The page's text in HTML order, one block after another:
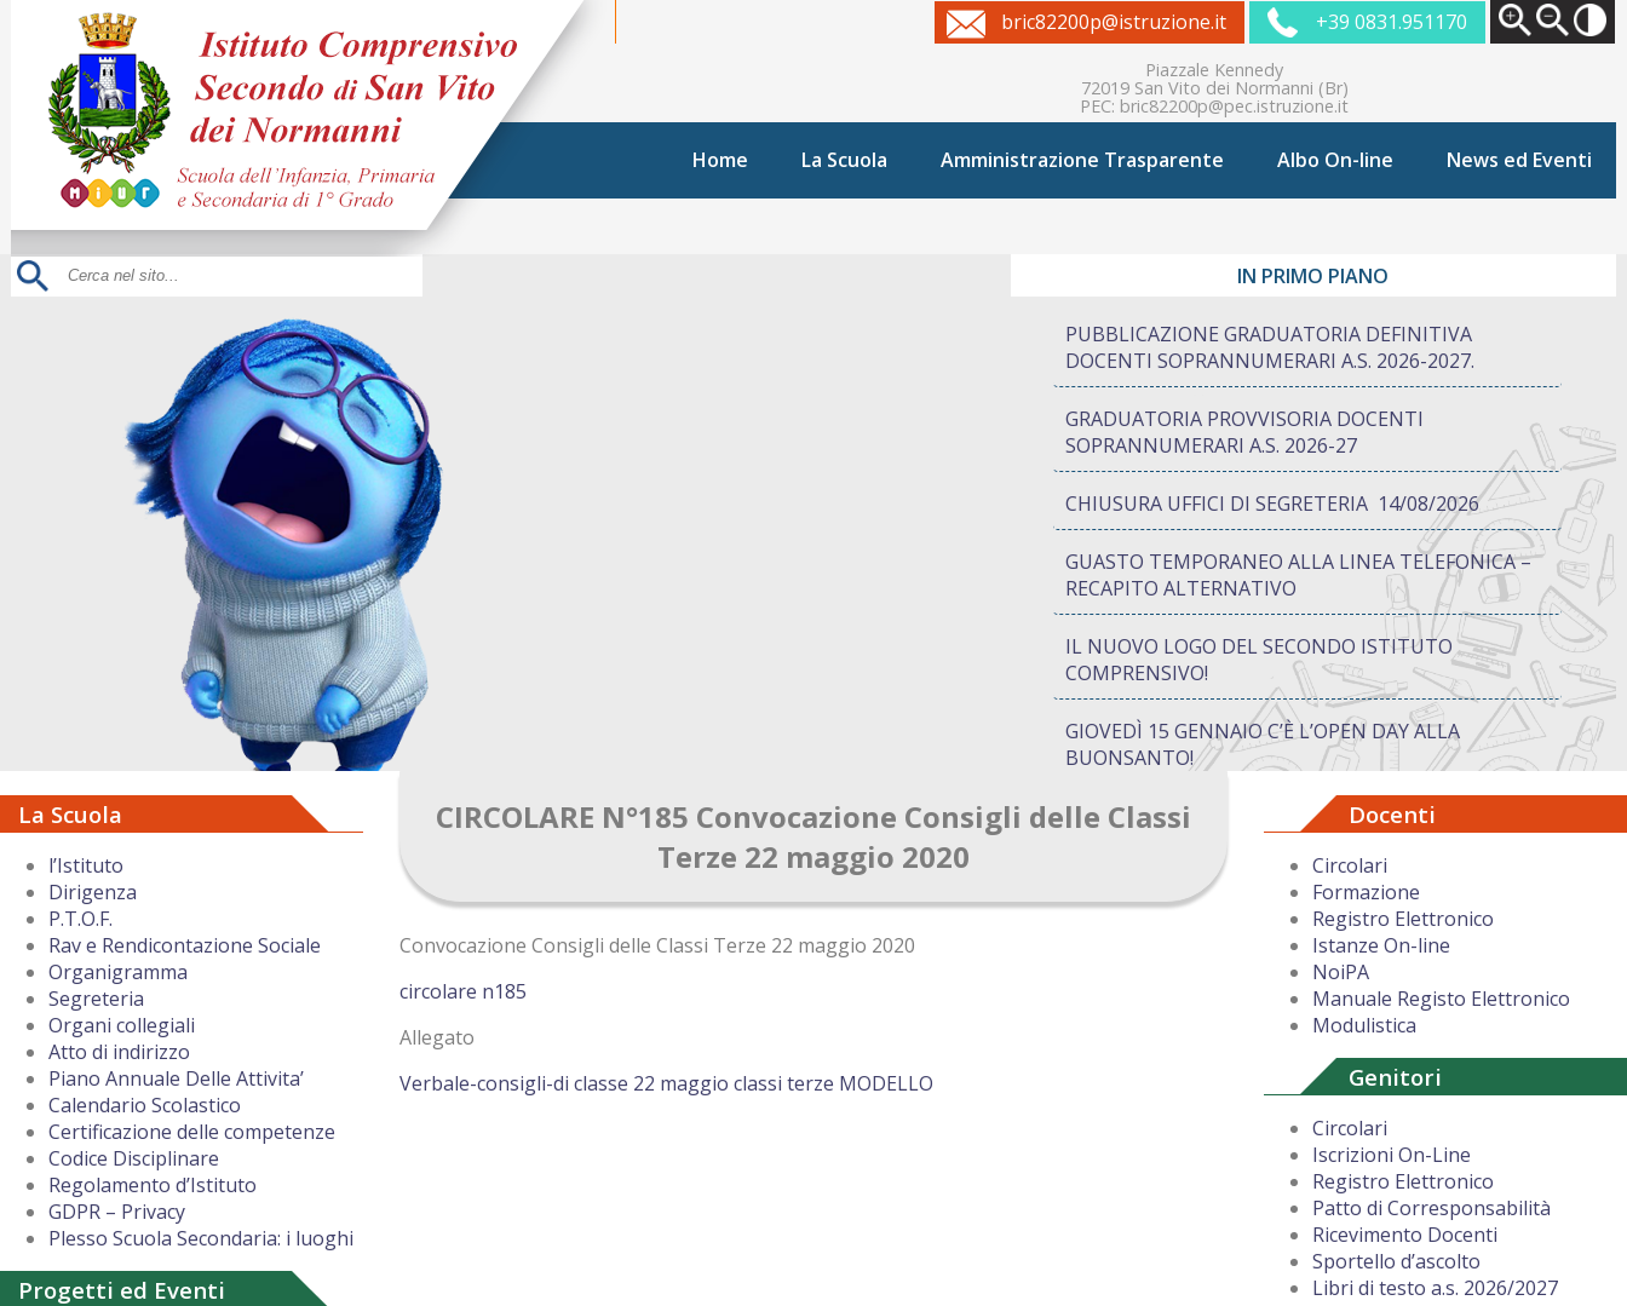
bric82200p@istruzione.it +39 0831.951170
Piazzale Kennedy
72019 San Vito dei Normanni (Br)
PEC: bric82200p@pec.istruzione.it
Home La Scuola Amministrazione Trasparente Albo On-line News ed Eventi
IN PRIMO PIANO
PUBBLICAZIONE GRADUATORIA DEFINITIVA
DOCENTI SOPRANNUMERARI A.S. 2026-2027.
GRADUATORIA PROVVISORIA DOCENTI
SOPRANNUMERARI A.S. 2026-27
CHIUSURA UFFICI DI SEGRETERIA 14/08/2026
GUASTO TEMPORANEO ALLA LINEA TELEFONICA –
RECAPITO ALTERNATIVO
IL NUOVO LOGO DEL SECONDO ISTITUTO
COMPRENSIVO!
GIOVEDÌ 15 GENNAIO C’È L’OPEN DAY ALLA
BUONSANTO!
PON “ATTIVA…MENTE” TRA CREATIVITÀ E GIOCO:
AUGURI DI BUON NATALE DAL DIRIGENTE
La Scuola
l’Istituto
Dirigenza
P.T.O.F.
Rav e Rendicontazione Sociale
Organigramma
Segreteria
Organi collegiali
Atto di indirizzo
Piano Annuale Delle Attivita’
Calendario Scolastico
Certificazione delle competenze
Codice Disciplinare
Regolamento d’Istituto
GDPR – Privacy
Plesso Scuola Secondaria: i luoghi
Progetti ed Eventi
CIRCOLARE N°185 Convocazione Consigli delle Classi
Terze 22 maggio 2020
Convocazione Consigli delle Classi Terze 22 maggio 2020
circolare n185
Allegato
Verbale-consigli-di classe 22 maggio classi terze MODELLO
Docenti
Circolari
Formazione
Registro Elettronico
Istanze On-line
NoiPA
Manuale Registo Elettronico
Modulistica
Genitori
Circolari
Iscrizioni On-Line
Registro Elettronico
Patto di Corresponsabilità
Ricevimento Docenti
Sportello d’ascolto
Libri di testo a.s. 2026/2027